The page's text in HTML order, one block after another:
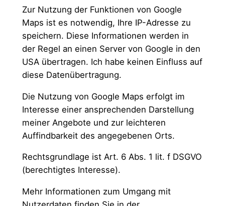
Zur Nutzung der Funktionen von Google
Maps ist es notwendig, Ihre IP-Adresse zu
speichern. Diese Informationen werden in
der Regel an einen Server von Google in den
USA übertragen. Ich habe keinen Einfluss auf
diese Datenübertragung.
Die Nutzung von Google Maps erfolgt im
Interesse einer ansprechenden Darstellung
meiner Angebote und zur leichteren
Auffindbarkeit des angegebenen Orts.
Rechtsgrundlage ist Art. 6 Abs. 1 lit. f DSGVO
(berechtigtes Interesse).
Mehr Informationen zum Umgang mit